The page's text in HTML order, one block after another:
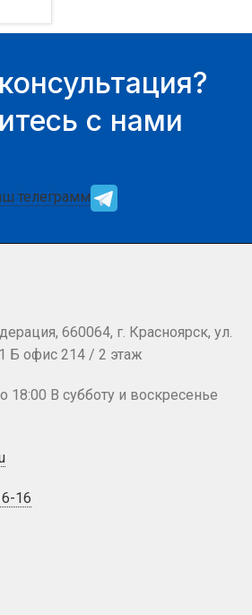
с нами
телеграмм
660064, г. Красноярск, ул.
Б офис 214 / 2 этаж
В субботу и воскресенье
16